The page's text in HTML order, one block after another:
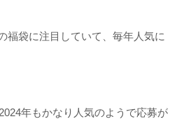
福袋に注目していて、毎年人気に
年もかなり人気のようで応募が